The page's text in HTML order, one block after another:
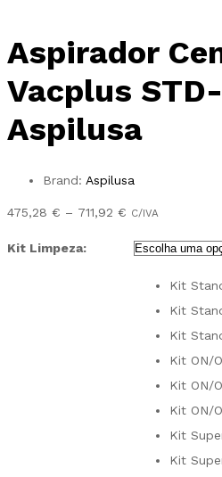
Aspirador
Vacplus
Aspilusa
Brand: Aspilusa
475,28 € – 711,92 € Preço
475,28 €
711,92 €
C/IVA
Kit Limpeza:
Kit
Kit
Kit
Kit ON/
Kit ON/
Kit ON/
Kit
Kit